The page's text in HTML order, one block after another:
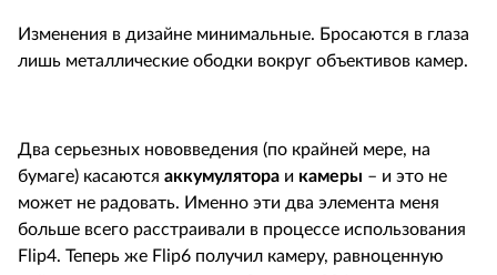
Изменения в дизайне минимальные. Бросаются в глаза
лишь металлические ободки вокруг объективов камер.
Два серьезных нововведения (по крайней мере, на
бумаге) касаются аккумулятора и камеры – и это не
может не радовать. Именно эти два элемента меня
больше всего расстраивали в процессе использования
Flip4. Теперь же Flip6 получил камеру, равноценную